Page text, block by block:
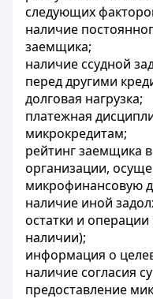
следующих
наличие
заемщика;
наличие ссудной
перед другими
долговая нагрузка;
платежная
микрокредитам;
рейтинг заемщика
организации,
микрофинансовую
наличие иной
остатки и
наличии);
информация о
наличие согласия
предоставление